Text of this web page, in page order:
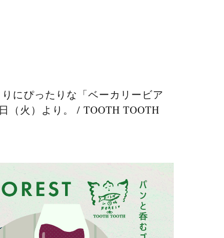
にぴったりな「ベーカリービア
（火）より。 / TOOTH TOOTH